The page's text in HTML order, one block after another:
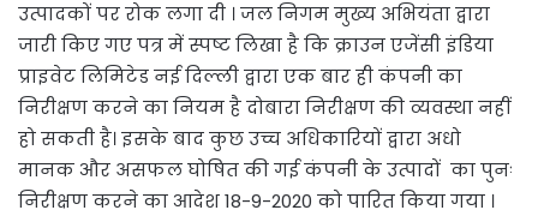
उत्पादकों पर रोक लगा दी । जल निगम मुख्य अभियंता द्वारा
जारी किए गए पत्र में स्पष्ट लिखा है कि क्राउन एजेंसी इंडिया
प्राइवेट लिमिटेड नई दिल्ली द्वारा एक बार ही कंपनी का
निरीक्षण करने का नियम है दोबारा निरीक्षण की व्यवस्था नहीं
हो सकती है। इसके बाद कुछ उच्च अधिकारियों द्वारा अधो
मानक और असफल घोषित की गई कंपनी के उत्पादों का पुनः
निरीक्षण करने का आदेश 18-9-2020 को पारित किया गया ।